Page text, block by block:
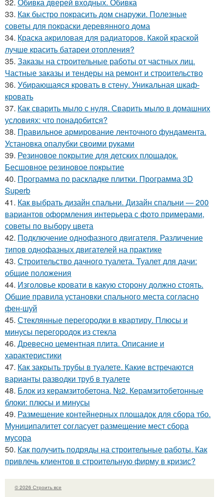
33. Как быстро покрасить дом снаружи. Полезные
советы для покраски деревянного дома
34. Краска акриловая для радиаторов. Какой краской
лучше красить батареи отопления?
35. Заказы на строительные работы от частных лиц.
Частные заказы и тендеры на ремонт и строительство
36. Убирающаяся кровать в стену. Уникальная шкаф-
кровать
37. Как сварить мыло с нуля. Сварить мыло в домашних
условиях: что понадобится?
38. Правильное армирование ленточного фундамента.
Установка опалубки своими руками
39. Резиновое покрытие для детских площадок.
Бесшовное резиновое покрытие
40. Программа по раскладке плитки. Программа 3D
Superb
41. Как выбрать дизайн спальни. Дизайн спальни — 200
вариантов оформления интерьера с фото примерами,
советы по выбору цвета
42. Подключение однофазного двигателя. Различение
типов однофазных двигателей на практике
43. Строительство дачного туалета. Туалет для дачи:
общие положения
44. Изголовье кровати в какую сторону должно стоять.
Общие правила установки спального места согласно
фен-шуй
45. Стеклянные перегородки в квартиру. Плюсы и
минусы перегородок из стекла
46. Древесно цементная плита. Описание и
характеристики
47. Как закрыть трубы в туалете. Какие встречаются
варианты разводки труб в туалете
48. Блок из керамзитобетона. №2. Керамзитобетонные
блоки: плюсы и минусы
49. Размещение контейнерных площадок для сбора тбо.
Муниципалитет согласует размещение мест сбора
мусора
50. Как получить подряды на строительные работы. Как
привлечь клиентов в строительную фирму в кризис?
© 2026 Строить все